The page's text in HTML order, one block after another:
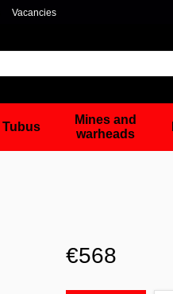
Vacancies
Tubus
Mines and
warheads
€568